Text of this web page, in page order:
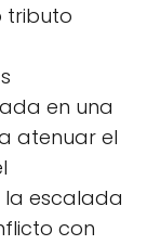
tributo
en una
atenuar el
escalada
con